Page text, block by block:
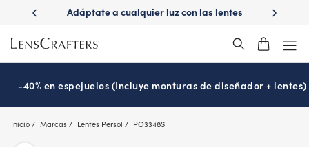
main
content
con las lentes
¿Es hora de tu examen de la vista?
-40% en espejuelos (Incluye monturas de diseñador + lentes)
Inicio Marcas Lentes Persol PO3348S